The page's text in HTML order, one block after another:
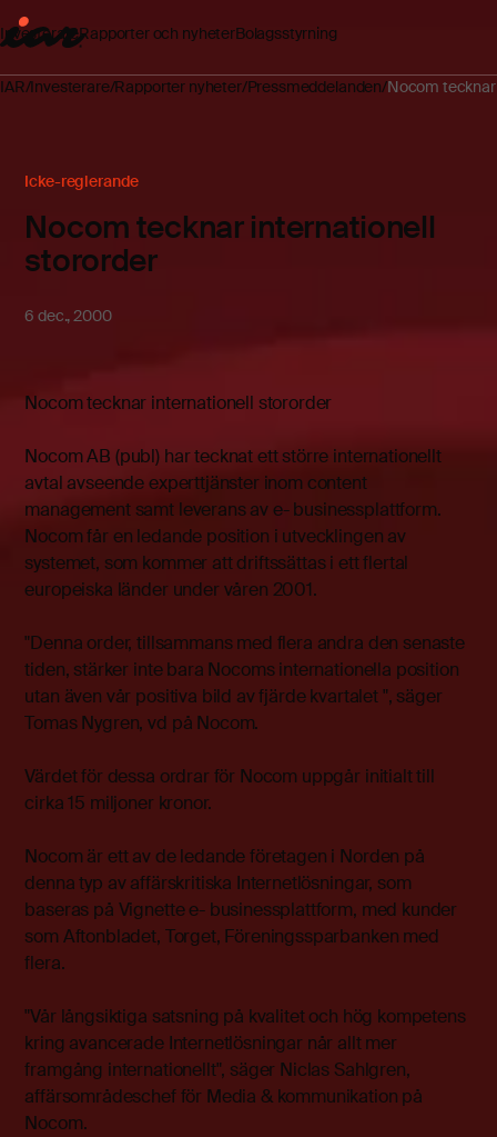
InvesterareRapporter och nyheterBolagsstyrning
IAR Investerare Rapporter nyheter Pressmeddelanden Nocom
Icke-reglerande
Nocom tecknar internationell
stororder
6 dec., 2000
Nocom tecknar internationell stororder
Nocom AB (publ) har tecknat ett större internationellt
avtal avseende experttjänster inom content
management samt leverans av e- businessplattform.
Nocom får en ledande position i utvecklingen av
systemet, som kommer att driftssättas i ett flertal
europeiska länder under våren 2001.
"Denna order, tillsammans med flera andra den senaste
tiden, stärker inte bara Nocoms internationella position
utan även vår positiva bild av fjärde kvartalet ", säger
Tomas Nygren, vd på Nocom.
Värdet för dessa ordrar för Nocom uppgår initialt till
cirka 15 miljoner kronor.
Nocom är ett av de ledande företagen i Norden på
denna typ av affärskritiska Internetlösningar, som
baseras på Vignette e- businessplattform, med kunder
som Aftonbladet, Torget, Föreningssparbanken med
flera.
"Vår långsiktiga satsning på kvalitet och hög kompetens
kring avancerade Internetlösningar når allt mer
framgång internationellt", säger Niclas Sahlgren,
affärsområdeschef för Media & kommunikation på
Nocom.